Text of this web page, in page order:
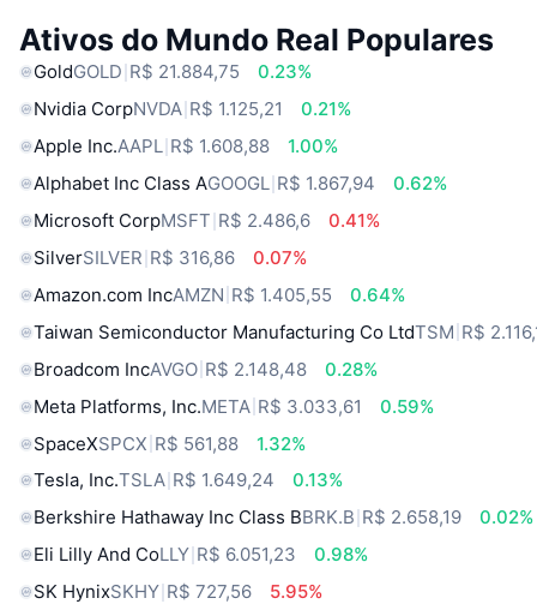
Ativos do Mundo Real Populares
GoldGOLD R$ 21.884,75
0.23%
Nvidia CorpNVDA R$ 1.125,21
0.21%
Apple Inc.AAPL R$ 1.608,88
1.00%
Alphabet Inc Class AGOOGL R$ 1.867,94
0.62%
Microsoft CorpMSFT R$ 2.486,6
0.41%
SilverSILVER R$ 316,86
0.07%
Amazon.com IncAMZN R$ 1.405,55
0.64%
Taiwan Semiconductor Manufacturing Co LtdTSM R$
Broadcom IncAVGO R$ 2.148,48
0.28%
Meta Platforms, Inc.META R$ 3.033,61
0.59%
SpaceXSPCX R$ 561,88
1.32%
Tesla, Inc.TSLA R$ 1.649,24
0.13%
Berkshire Hathaway Inc Class BBRK.B R$ 2.658,19
0.02%
Eli Lilly And CoLLY R$ 6.051,23
0.98%
SK HynixSKHY R$ 727,56
5.95%